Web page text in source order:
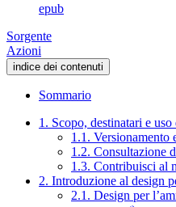
epub
Sorgente
Azioni
indice dei contenuti
Sommario
1. Scopo, destinatari e
1.1. Versionamento
1.2. Consultazione
1.3. Contribuisci al
2. Introduzione al design
2.1. Design per